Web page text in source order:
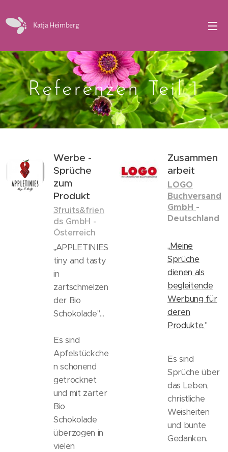
Katja Heimberg
Referenzen Teil 1
Werbe -
Sprüche
zum
Produkt
3fruits&frien
ds GmbH -
Österreich
„APPLETINIES
tiny and tasty
in
zartschmelzen
der Bio
Schokolade"...
Es sind
Apfelstückche
n schonend
getrocknet
und mit zarter
Bio
Schokolade
überzogen in
vielen
Zusammen
arbeit
LOGO
Buchversand
GmbH -
Deutschland
„Meine
Sprüche
dienen als
begleitende
Werbung für
deren
Produkte."
Es sind
Sprüche über
das Leben,
christliche
Weisheiten
und bunte
Gedanken.